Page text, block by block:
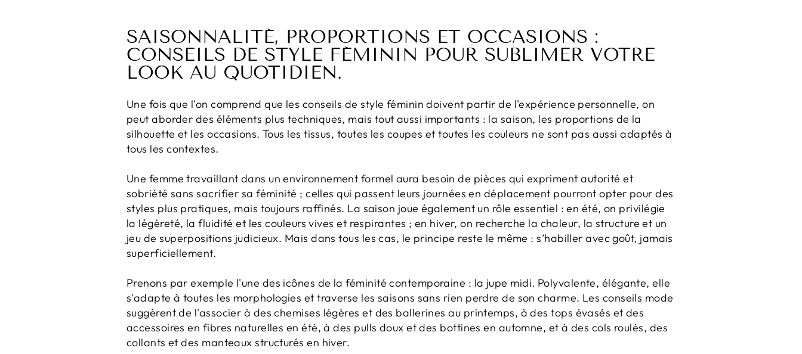
SAISONNALITÉ, PROPORTIONS ET OCCASIONS :
CONSEILS DE STYLE FÉMININ POUR SUBLIMER VOTRE
LOOK AU QUOTIDIEN.
Une fois que l'on comprend que les conseils de style féminin doivent partir de l'expérience personnelle, on
peut aborder des éléments plus techniques, mais tout aussi importants : la saison, les proportions de la
silhouette et les occasions. Tous les tissus, toutes les coupes et toutes les couleurs ne sont pas aussi adaptés à
tous les contextes.
Une femme travaillant dans un environnement formel aura besoin de pièces qui expriment autorité et
sobriété sans sacrifier sa féminité ; celles qui passent leurs journées en déplacement pourront opter pour des
styles plus pratiques, mais toujours raffinés. La saison joue également un rôle essentiel : en été, on privilégie
la légèreté, la fluidité et les couleurs vives et respirantes ; en hiver, on recherche la chaleur, la structure et un
jeu de superpositions judicieux. Mais dans tous les cas, le principe reste le même : s’habiller avec goût, jamais
superficiellement.
Prenons par exemple l'une des icônes de la féminité contemporaine : la jupe midi. Polyvalente, élégante, elle
s'adapte à toutes les morphologies et traverse les saisons sans rien perdre de son charme. Les conseils mode
suggèrent de l'associer à des chemises légères et des ballerines au printemps, à des tops évasés et des
accessoires en fibres naturelles en été, à des pulls doux et des bottines en automne, et à des cols roulés, des
collants et des manteaux structurés en hiver.